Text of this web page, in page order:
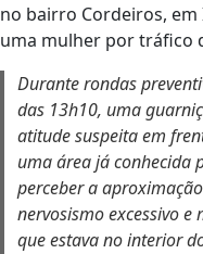
no bairro Cordeiros,
uma mulher por tráfico
Durante rondas
das 13h10, uma
atitude suspeita em
uma área já conhecida
perceber a
nervosismo excessivo
que estava no interior